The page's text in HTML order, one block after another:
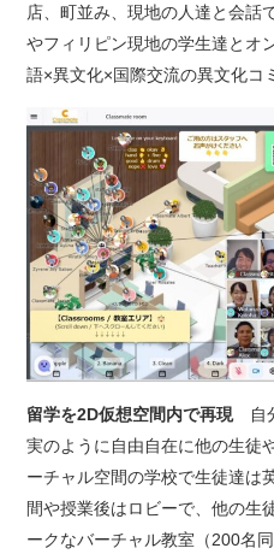
店、町並み、現地の人達と会話
やフィリピン現地の学生達とオ
語×異文化×国際交流の異文化コ
留学を2D仮想空間内で再現自分
実のように自由自在に他の生徒
ーチャル空間の学校で生徒達は
間や授業後はロビーで、他の生
ークなバーチャル教室（200名